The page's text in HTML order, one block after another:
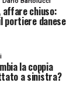
affare chiuso:
portiere danese
la coppia
a sinistra?